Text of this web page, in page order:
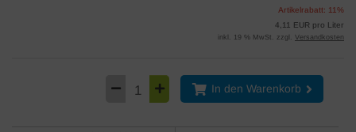
Artikelrabatt: 11%
4,11 EUR pro Liter
inkl. 19 % MwSt. zzgl. Versandkosten
In den Warenkorb